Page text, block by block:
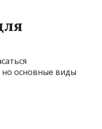
но основные виды